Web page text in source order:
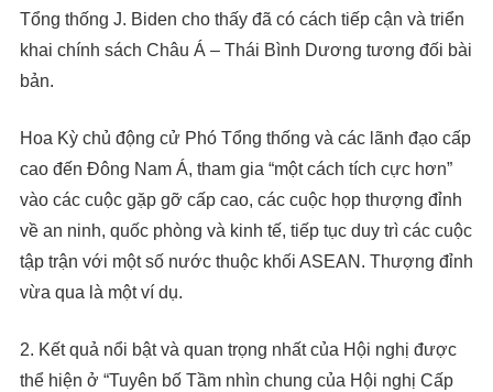
Tổng thống J. Biden cho thấy đã có cách tiếp cận và triển
khai chính sách Châu Á – Thái Bình Dương tương đối bài
bản.
Hoa Kỳ chủ động cử Phó Tổng thống và các lãnh đạo cấp
cao đến Đông Nam Á, tham gia “một cách tích cực hơn”
vào các cuộc gặp gỡ cấp cao, các cuộc họp thượng đỉnh
về an ninh, quốc phòng và kinh tế, tiếp tục duy trì các cuộc
tập trận với một số nước thuộc khối ASEAN. Thượng đỉnh
vừa qua là một ví dụ.
2. Kết quả nổi bật và quan trọng nhất của Hội nghị được
thể hiện ở “Tuyên bố Tầm nhìn chung của Hội nghị Cấp